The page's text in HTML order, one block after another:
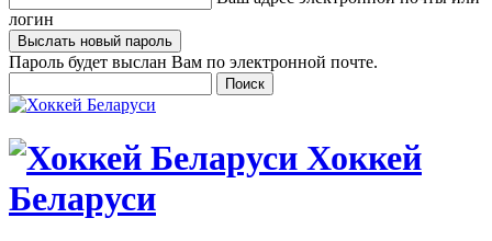
логин
Пароль будет выслан Вам по электронной почте.
Хоккей
Беларуси